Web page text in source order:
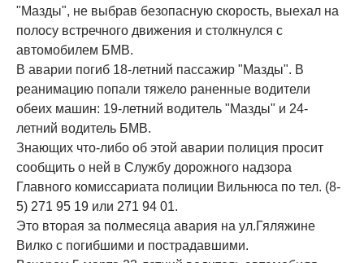
"Мазды", не выбрав безопасную скорость, выехал на
полосу встречного движения и столкнулся с
автомобилем БМВ.
В аварии погиб 18-летний пассажир "Мазды". В
реанимацию попали тяжело раненные водители
обеих машин: 19-летний водитель "Мазды" и 24-
летний водитель БМВ.
Знающих что-либо об этой аварии полиция просит
сообщить о ней в Службу дорожного надзора
Главного комиссариата полиции Вильнюса по тел. (8-
5) 271 95 19 или 271 94 01.
Это вторая за полмесяца авария на ул.Гяляжине
Вилко с погибшими и пострадавшими.